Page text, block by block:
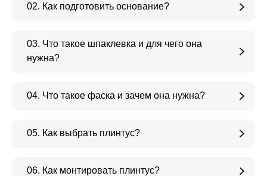
02. Как подготовить основание?
03. Что такое шпаклевка и для чего она
нужна?
04. Что такое фаска и зачем она нужна?
05. Как выбрать плинтус?
06. Как монтировать плинтус?